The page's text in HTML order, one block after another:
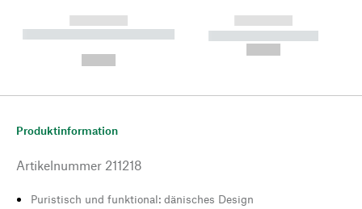
------------
----------- ----------- --------
------------
----------- -----------
Produktinformation
Artikelnummer 211218
Puristisch und funktional: dänisches Design